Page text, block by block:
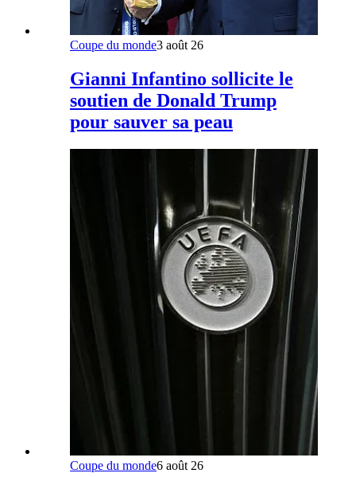
Coupe du monde3 août 26
Gianni Infantino sollicite le
soutien de Donald Trump
pour sauver sa peau
Coupe du monde6 août 26